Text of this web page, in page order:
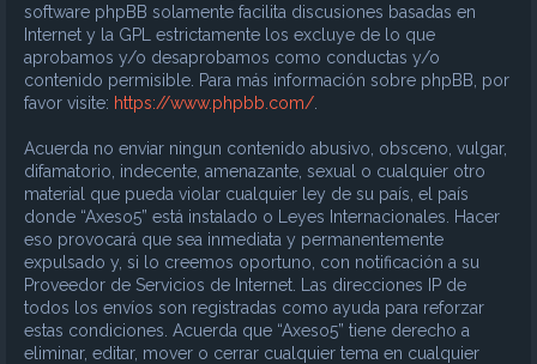
software phpBB solamente facilita discusiones basadas en
Internet y la GPL estrictamente los excluye de lo que
aprobamos y/o desaprobamos como conductas y/o
contenido permisible. Para más información sobre phpBB, por
favor visite: https://www.phpbb.com/
Acuerda no enviar ningun contenido abusivo, obsceno, vulgar,
difamatorio, indecente, amenazante, sexual o cualquier otro
material que pueda violar cualquier ley de su país, el país
donde “Axeso5” está instalado o Leyes Internacionales. Hacer
eso provocará que sea inmediata y permanentemente
expulsado y, si lo creemos oportuno, con notificación a su
Proveedor de Servicios de Internet. Las direcciones IP de
todos los envíos son registradas como ayuda para reforzar
estas condiciones. Acuerda que “Axeso5” tiene derecho a
eliminar, editar, mover o cerrar cualquier tema en cualquier